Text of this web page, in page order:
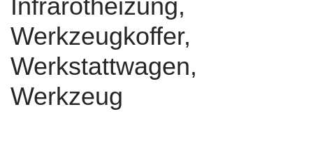
Infrarotheizung,
Werkzeugkoffer,
Werkstattwagen,
Werkzeug